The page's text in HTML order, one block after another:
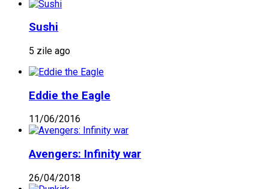
Sushi
5 zile ago
Eddie the Eagle
11/06/2016
Avengers: Infinity war
26/04/2018